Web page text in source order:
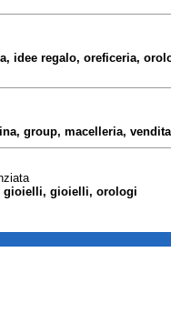
idee regalo, oreficeria,
group, macelleria, vendita
gioielli, gioielli, orologi